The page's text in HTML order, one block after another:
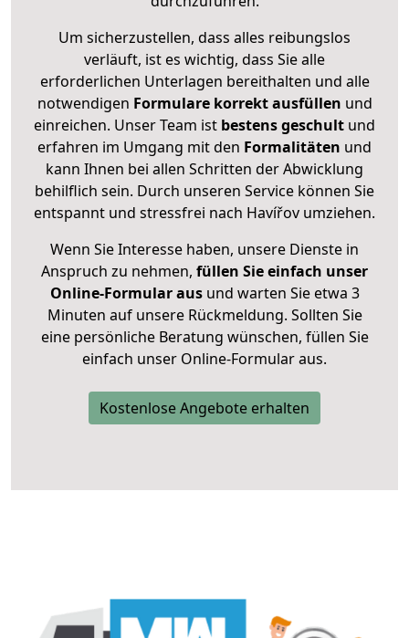
Um sicherzustellen, dass alles reibungslos
verläuft, ist es wichtig, dass Sie alle
erforderlichen Unterlagen bereithalten und alle
notwendigen Formulare korrekt ausfüllen und
einreichen. Unser Team ist bestens geschult und
erfahren im Umgang mit den Formalitäten und
kann Ihnen bei allen Schritten der Abwicklung
behilflich sein. Durch unseren Service können Sie
entspannt und stressfrei nach Havířov umziehen.
Wenn Sie Interesse haben, unsere Dienste in
Anspruch zu nehmen, füllen Sie einfach unser
Online-Formular ausund warten Sie etwa 3
Minuten auf unsere Rückmeldung. Sollten Sie
eine persönliche Beratung wünschen, füllen Sie
einfach unser Online-Formular aus.
Kostenlose Angebote erhalten